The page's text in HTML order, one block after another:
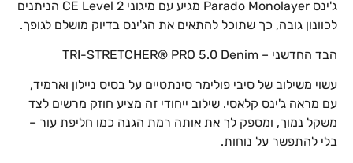
ג'ינס Parado Monolayer מגיע עם מיגוני CE Level 2 הניתנים
לכוונון גובה, כך שתוכל להתאים את הג'ינס בדיוק מושלם לגופך.
הבד החדשני – TRI-STRETCHER® PRO 5.0 Denim
עשוי משילוב של סיבי פולימר סינתטיים על בסיס ניילון וארמיד,
עם מראה ג'ינס קלאסי. שילוב ייחודי זה מציע חוזק מרשים לצד
משקל נמוך, ומספק לך את אותה רמת הגנה כמו חליפת עור –
בלי להתפשר על נוחות.